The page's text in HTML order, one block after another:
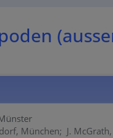
München; J.